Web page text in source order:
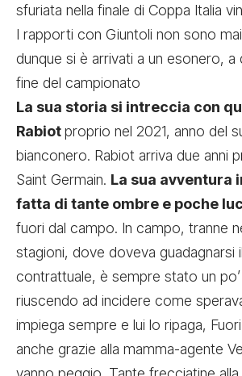
sfuriata nella finale di Coppa Italia
I rapporti con Giuntoli non sono
dunque si è arrivati a un esonero, a
fine del campionato
La sua storia si intreccia con
Rabiotproprio nel 2021, anno del
bianconero. Rabiot arriva due anni
Saint Germain. La sua avventura
fatta di tante ombre e poche
fuori dal campo. In campo, tranne
stagioni, dove doveva guadagnarsi
contrattuale, è sempre stato un
riuscendo ad incidere come
impiega sempre e lui lo ripaga,
anche grazie alla mamma-agente